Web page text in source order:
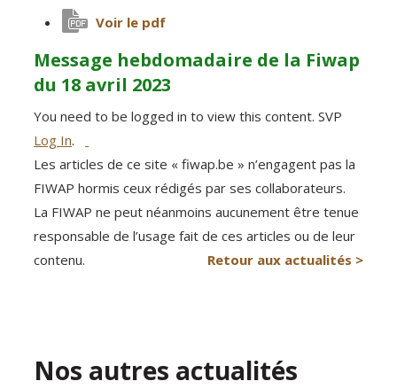
Voir le pdf
Message hebdomadaire de la Fiwap
du 18 avril 2023
You need to be logged in to view this content. SVP
Log In.
Les articles de ce site « fiwap.be » n’engagent pas la
FIWAP hormis ceux rédigés par ses collaborateurs.
La FIWAP ne peut néanmoins aucunement être tenue
responsable de l’usage fait de ces articles ou de leur
contenu.
Retour aux actualités >
Nos autres actualités